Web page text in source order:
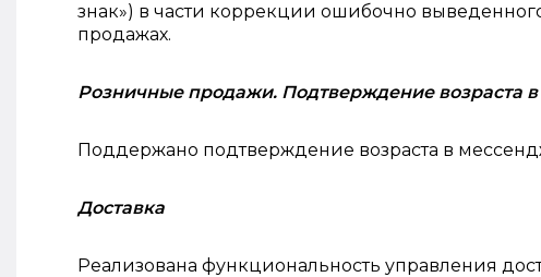
знак») в части коррекции ошибочно
продажах.
Розничные продажи. Подтверждение возраста
Поддержано подтверждение возраста в
Доставка
Реализована функциональность управления